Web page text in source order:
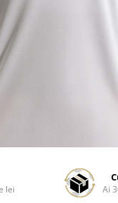
lei Ai